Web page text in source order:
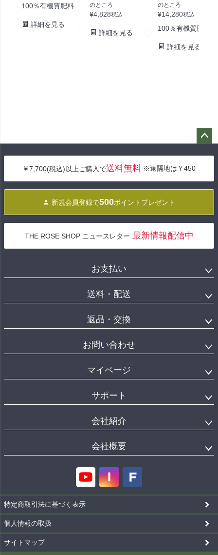
100％有機質肥料
詳細を見る
のところ
¥4,828税込
詳細を見る
のところ
¥14,280税込
100％有機質肥料
詳細を見る
へ
￥7,700(税込)以上ご購入で送料無料 ※遠隔地は￥450
新規会員登録で500ポイントプレゼント
THE ROSE SHOP ニュースレター 最新情報配信中
お支払い
送料・配送
返品・交換
お問い合わせ
マイページ
サポート
会社紹介
会社概要
特定商取引法に基づく表示
個人情報の取扱
サイトマップ